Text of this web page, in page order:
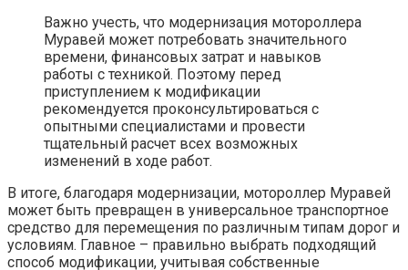
Важно учесть, что модернизация мотороллера
Муравей может потребовать значительного
времени, финансовых затрат и навыков
работы с техникой. Поэтому перед
приступлением к модификации
рекомендуется проконсультироваться с
опытными специалистами и провести
тщательный расчет всех возможных
изменений в ходе работ.
В итоге, благодаря модернизации, мотороллер Муравей
может быть превращен в универсальное транспортное
средство для перемещения по различным типам дорог и
условиям. Главное – правильно выбрать подходящий
способ модификации, учитывая собственные